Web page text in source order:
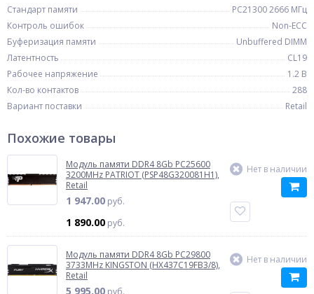
Стандарт памяти
PC21300 2666 МГц
Контроль ошибок
Non-ECC
Буферизация памяти
Unbuffered DIMM
Латентность
CL19
Рабочее напряжение
1.2 В
Кол-во контактов
288
Вариант поставки
Retail
Похожие товары
Модуль памяти DDR4 8Gb PC25600
3200MHz PATRIOT (PSP48G320081H1),
Retail
1 947.00 руб.
1 890.00 руб.
Нет в наличии
Модуль памяти DDR4 8Gb PC29800
3733MHz KINGSTON (HX437C19FB3/8),
Retail
5 995.00 руб.
Нет в наличии